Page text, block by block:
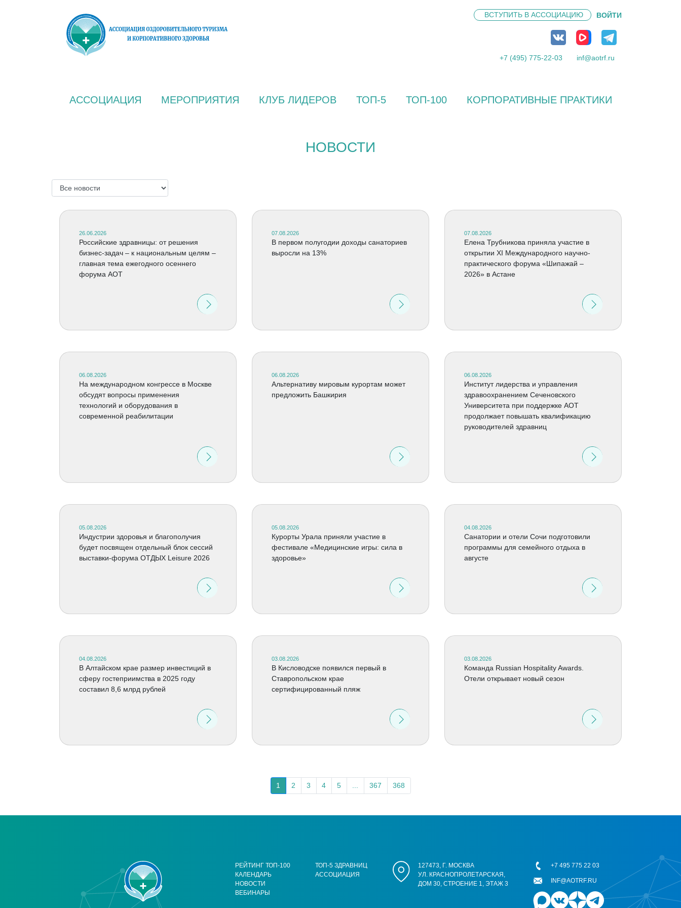
ВСТУПИТЬ В АССОЦИАЦИЮ ВОЙТИ
+7 (495) 775-22-03 inf@aotrf.ru
АССОЦИАЦИЯ МЕРОПРИЯТИЯ КЛУБ ЛИДЕРОВ ТОП-5 ТОП-100 КОРПОРАТИВНЫЕ ПРАКТИКИ
НОВОСТИ
26.06.2026
Российские здравницы: от решения
бизнес-задач – к национальным целям –
главная тема ежегодного осеннего
форума АОТ
07.08.2026
В первом полугодии доходы санаториев
выросли на 13%
07.08.2026
Елена Трубникова приняла участие в
открытии XI Международного научно-
практического форума «Шипажай –
2026» в Астане
06.08.2026
На международном конгрессе в Москве
обсудят вопросы применения
технологий и оборудования в
современной реабилитации
06.08.2026
Альтернативу мировым курортам может
предложить Башкирия
06.08.2026
Институт лидерства и управления
здравоохранением Сеченовского
Университета при поддержке АОТ
продолжает повышать квалификацию
руководителей здравниц
05.08.2026
Индустрии здоровья и благополучия
будет посвящен отдельный блок сессий
выставки-форума ОТДЫХ Leisure 2026
05.08.2026
Курорты Урала приняли участие в
фестивале «Медицинские игры: сила в
здоровье»
04.08.2026
Санатории и отели Сочи подготовили
программы для семейного отдыха в
августе
04.08.2026
В Алтайском крае размер инвестиций в
сферу гостеприимства в 2025 году
составил 8,6 млрд рублей
03.08.2026
В Кисловодске появился первый в
Ставропольском крае
сертифицированный пляж
03.08.2026
Команда Russian Hospitality Awards.
Отели открывает новый сезон
1 2 3 4 5 367 368
РЕЙТИНГ ТОП-100
КАЛЕНДАРЬ
НОВОСТИ
ВЕБИНАРЫ
ТОП-5 ЗДРАВНИЦ
АССОЦИАЦИЯ
127473, Г. МОСКВА
УЛ. КРАСНОПРОЛЕТАРСКАЯ,
ДОМ 30, СТРОЕНИЕ 1, ЭТАЖ 3
+7 495 775 22 03
INF@AOTRF.RU